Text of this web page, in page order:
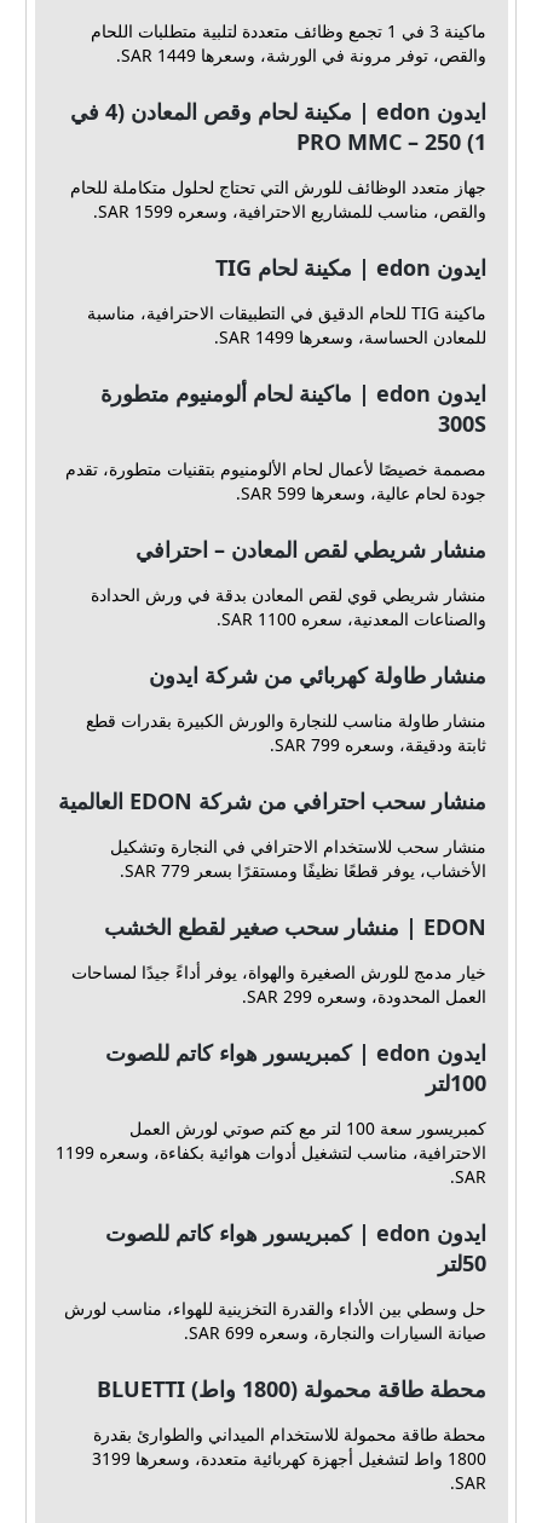
ماكينة 3 في 1 تجمع وظائف متعددة لتلبية متطلبات اللحام
والقص، توفر مرونة في الورشة، وسعرها 1449 SAR.
ايدون edon | مكينة لحام وقص المعادن (4 في
1) PRO MMC – 250
جهاز متعدد الوظائف للورش التي تحتاج لحلول متكاملة للحام
والقص، مناسب للمشاريع الاحترافية، وسعره 1599 SAR.
ايدون edon | مكينة لحام TIG
ماكينة TIG للحام الدقيق في التطبيقات الاحترافية، مناسبة
للمعادن الحساسة، وسعرها 1499 SAR.
ايدون edon | ماكينة لحام ألومنيوم متطورة
300S
مصممة خصيصًا لأعمال لحام الألومنيوم بتقنيات متطورة، تقدم
جودة لحام عالية، وسعرها 599 SAR.
منشار شريطي لقص المعادن – احترافي
منشار شريطي قوي لقص المعادن بدقة في ورش الحدادة
والصناعات المعدنية، سعره 1100 SAR.
منشار طاولة كهربائي من شركة ايدون
منشار طاولة مناسب للنجارة والورش الكبيرة بقدرات قطع
ثابتة ودقيقة، وسعره 799 SAR.
منشار سحب احترافي من شركة EDON العالمية
منشار سحب للاستخدام الاحترافي في النجارة وتشكيل
الأخشاب، يوفر قطعًا نظيفًا ومستقرًا بسعر 779 SAR.
EDON | منشار سحب صغير لقطع الخشب
خيار مدمج للورش الصغيرة والهواة، يوفر أداءً جيدًا لمساحات
العمل المحدودة، وسعره 299 SAR.
ايدون edon | كمبريسور هواء كاتم للصوت
100لتر
كمبريسور سعة 100 لتر مع كتم صوتي لورش العمل
الاحترافية، مناسب لتشغيل أدوات هوائية بكفاءة، وسعره 1199
SAR.
ايدون edon | كمبريسور هواء كاتم للصوت
50لتر
حل وسطي بين الأداء والقدرة التخزينية للهواء، مناسب لورش
صيانة السيارات والنجارة، وسعره 699 SAR.
محطة طاقة محمولة (1800 واط) BLUETTI
محطة طاقة محمولة للاستخدام الميداني والطوارئ بقدرة
1800 واط لتشغيل أجهزة كهربائية متعددة، وسعرها 3199
SAR.